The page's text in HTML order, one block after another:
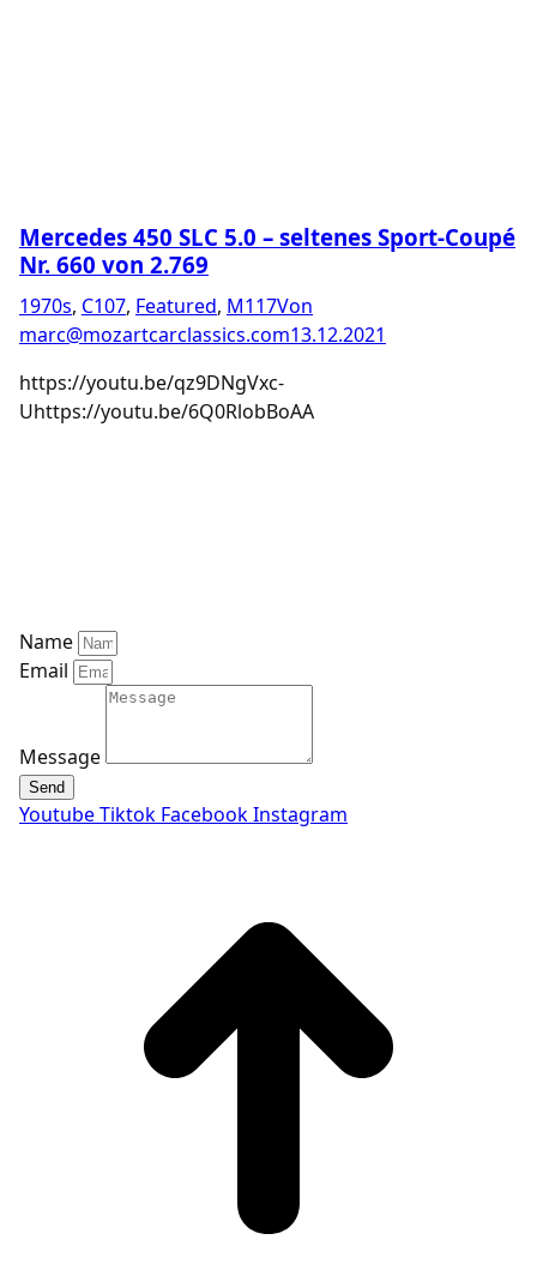
Mercedes 450 SLC 5.0 – seltenes Sport-Coupé
Nr. 660 von 2.769
1970s, C107, Featured, M117Von
marc@mozartcarclassics.com13.12.2021
https://youtu.be/qz9DNgVxc-
Uhttps://youtu.be/6Q0RlobBoAA
Name
Email
Message
Send
YoutubeTiktok FacebookInstagram